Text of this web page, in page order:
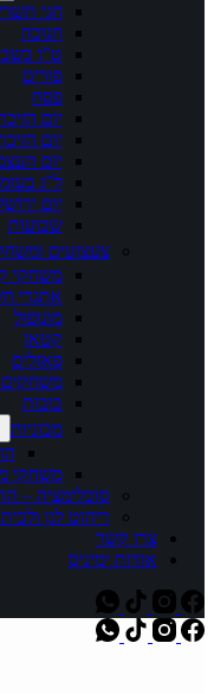
חגי
חנוכה
ט"ו
פורים
פסח
יום
יום
יום
ל"ג
יום
שבועות
צעצועים
משחקי
אתגרי
מונופול
קטאן
פאזלים
משחקים
בובות
מכוניות
משחקי
סובלימציה –
ריהוט לגן
צרו קשר
אודות ימיניס